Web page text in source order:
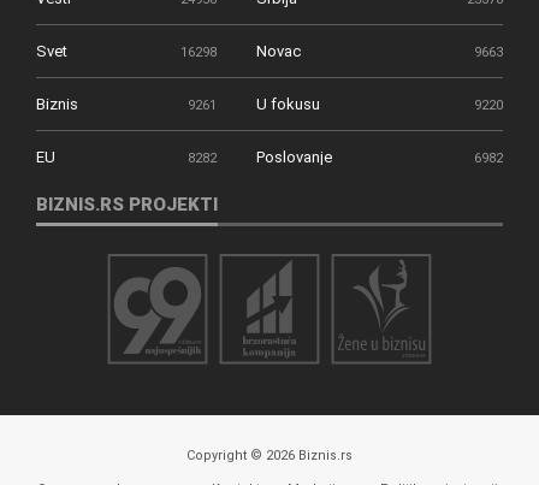
Svet 16298 Novac 9663
Biznis 9261 U fokusu 9220
EU 8282 Poslovanje 6982
BIZNIS.RS PROJEKTI
Copyright © 2026 Biznis.rs